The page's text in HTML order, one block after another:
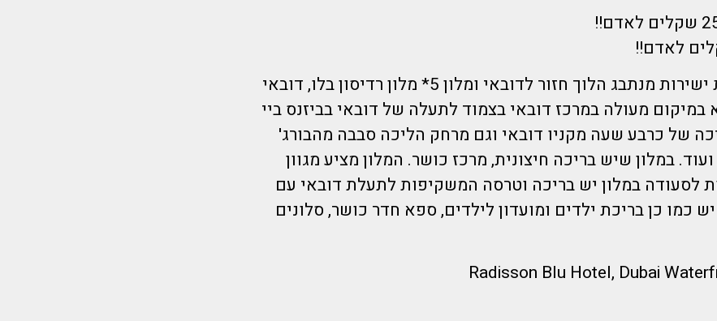
הדיל כולל טיסות ישירות מנתבג הלוך חזור לדובאי ומלון 5* מלון רדיסון בלו, דובאי
במיקום מעולה במרכז דובאי בצמוד לתעלה של דובאי בביזנס ביי
של כרבע שעה מקניו דובאי וגם מרחק הליכה סבבה מהבורג'
במלון שיש בריכה חיצונית, מרכז כושר. המלון מציע מגוון
לסעודה במלון יש בריכה וטרסה המשקיפות לתעלת דובאי עם
כמו כן בריכת ילדים ומועדון לילדים, ספא חדר כושר, סלונים